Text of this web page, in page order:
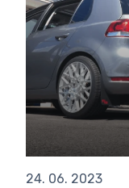
24. 06. 2023